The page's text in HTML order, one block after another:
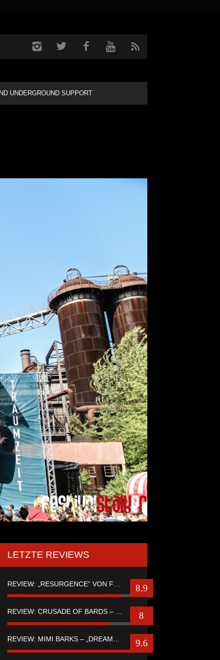
UNDERGROUND SUPPORT
LETZTE REVIEWS
8.9
REVIEW: CRUSADE OF BARDS – “TALES OF DISTANT WORLDS“ 8
REVIEW: MIMI BARKS – „DREAMSTATE OF FEAR“ 9.6